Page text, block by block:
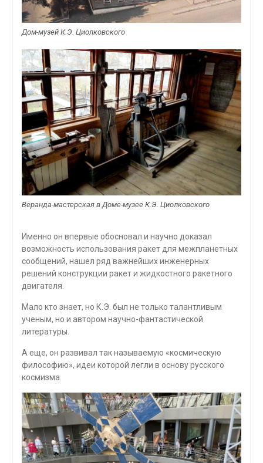
Дом-музей К.Э. Циолковского
Веранда-мастерская в Доме-музее К.Э. Циолковского
Именно он впервые обосновал и научно доказал
возможность использования ракет для межпланетных
сообщений, нашел ряд важнейших инженерных
решений конструкции ракет и жидкостного ракетного
двигателя.
Мало кто знает, но К.Э. был не только талантливым
ученым, но и автором научно-фантастической
литературы.
А еще, он развивал так называемую «космическую
философию», идеи которой легли в основу русского
космизма.